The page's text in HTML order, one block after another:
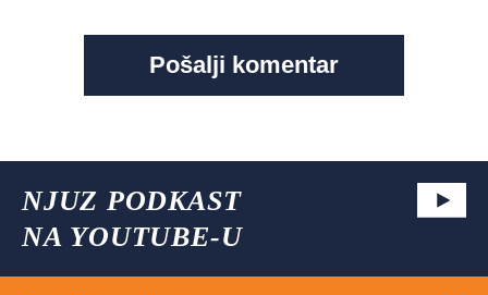
NJUZ PODKAST
NA YOUTUBE-U